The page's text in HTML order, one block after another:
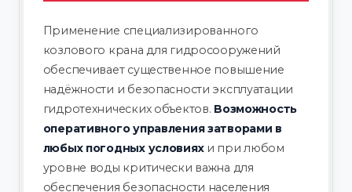
Применение специализированного
козлового крана для гидросооружений
обеспечивает существенное повышение
надёжности и безопасности эксплуатации
гидротехнических объектов. Возможность
оперативного управления затворами в
любых погодных условияхи при любом
уровне воды критически важна для
обеспечения безопасности населения